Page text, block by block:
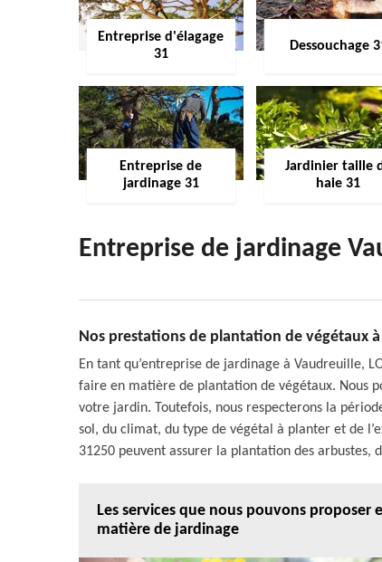
Entreprise d'élagage
31
Dessouchage
Entreprise de
jardinage 31
Jardinier taille
haie 31
Entreprise de jardinage
Nos prestations de plantation de végétaux
En tant qu’entreprise de jardinage à Vaudreuille,
faire en matière de plantation de végétaux. Nous
votre jardin. Toutefois, nous respecterons la
sol, du climat, du type de végétal à planter et de
31250 peuvent assurer la plantation des arbustes,
Les services que nous pouvons proposer
matière de jardinage